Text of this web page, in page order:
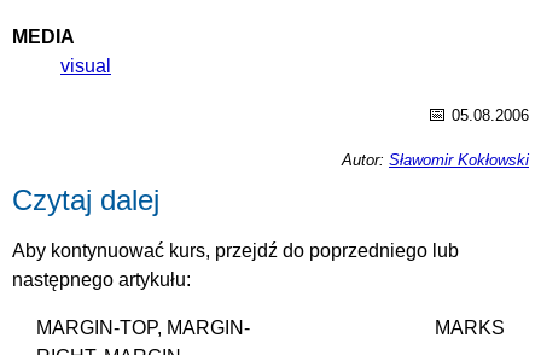
MEDIA
visual
📅 05.08.2006
Autor: Sławomir Kokłowski
Czytaj dalej
Aby kontynuować kurs, przejdź do poprzedniego lub
następnego artykułu:
MARGIN-TOP, MARGIN-
MARKS